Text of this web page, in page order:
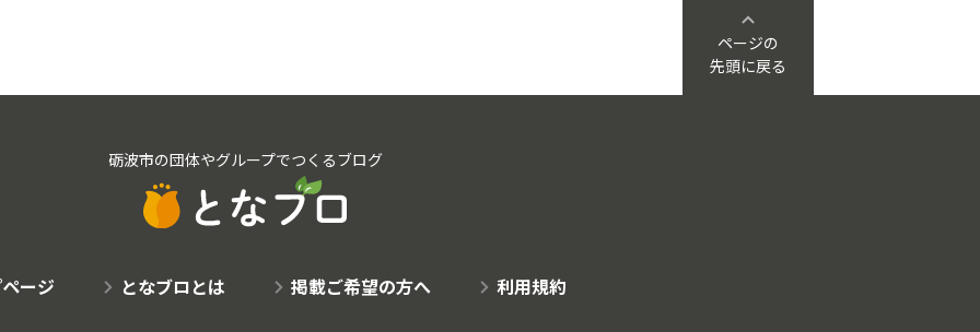
ページの
先頭に戻る
砺波市の団体やグループでつくるブログ
ージ となブロとは 掲載ご希望の方へ 利用規約